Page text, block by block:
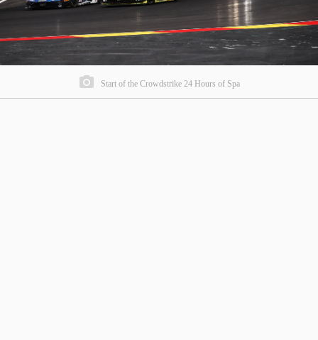
Start of the Crowdstrike 24 Hours of Spa